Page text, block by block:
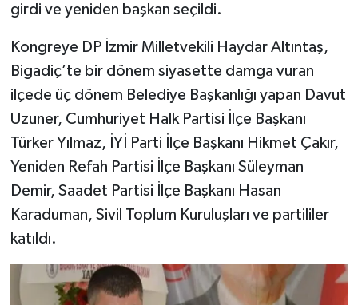
girdi ve yeniden başkan seçildi.
Kongreye DP İzmir Milletvekili Haydar Altıntaş,
Bigadiç’te bir dönem siyasette damga vuran
ilçede üç dönem Belediye Başkanlığı yapan Davut
Uzuner, Cumhuriyet Halk Partisi İlçe Başkanı
Türker Yılmaz, İYİ Parti İlçe Başkanı Hikmet Çakır,
Yeniden Refah Partisi İlçe Başkanı Süleyman
Demir, Saadet Partisi İlçe Başkanı Hasan
Karaduman, Sivil Toplum Kuruluşları ve partililer
katıldı.